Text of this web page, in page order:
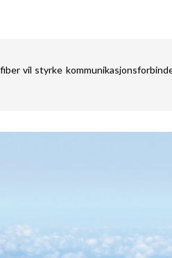
vil styrke